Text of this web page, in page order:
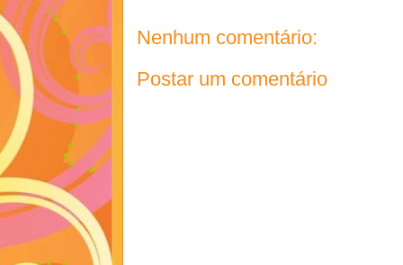
Nenhum comentário:
Postar um comentário